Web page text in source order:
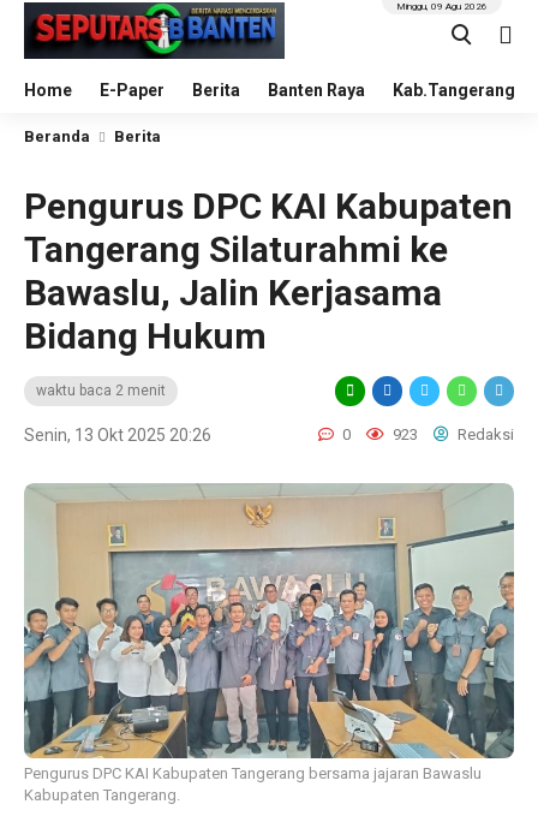
Home E-Paper Berita Banten Raya Kab.Tangerang
Minggu, 09 Agu 2026
Beranda Berita
Pengurus DPC KAI Kabupaten
Tangerang Silaturahmi ke
Bawaslu, Jalin Kerjasama
Bidang Hukum
waktu baca 2 menit
Senin, 13 Okt 2025 20:26 0 923 Redaksi
Pengurus DPC KAI Kabupaten Tangerang bersama jajaran Bawaslu
Kabupaten Tangerang.